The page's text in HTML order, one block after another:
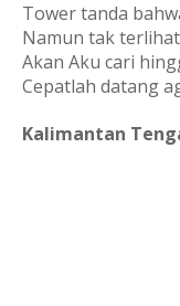
Tower tanda
Namun tak
Akan Aku cari
Cepatlah datang
Kalimantan